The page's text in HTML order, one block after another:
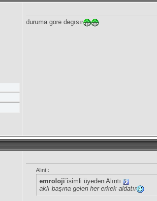
duruma gore degısır
Alıntı:
emroloji´isimli üyeden Alıntı
aklı başına gelen her erkek aldatır